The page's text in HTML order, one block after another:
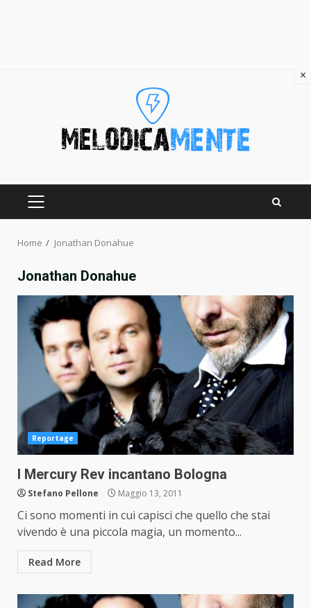
PRIMARY
Home Jonathan Donahue
Jonathan Donahue
Reportage
I Mercury Rev incantano Bologna
Stefano Pellone Maggio 13, 2011
Ci sono momenti in cui capisci che quello che stai
vivendo è una piccola magia, un momento...
Read More
×